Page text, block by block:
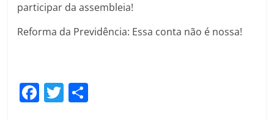
participar da assembleia!
Reforma da Previdência: Essa conta não é nossa!
F T